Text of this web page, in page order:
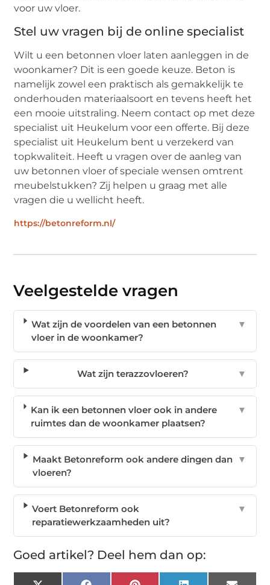
voor uw vloer.
Stel uw vragen bij de online specialist
Wilt u een betonnen vloer laten aanleggen in de
woonkamer? Dit is een goede keuze. Beton is
namelijk zowel een praktisch als gemakkelijk te
onderhouden materiaalsoort en tevens heeft het
een mooie uitstraling. Neem contact op met deze
specialist uit Heukelum voor een offerte. Bij deze
specialist uit Heukelum bent u verzekerd van
topkwaliteit. Heeft u vragen over de aanleg van
uw betonnen vloer of speciale wensen omtrent
meubelstukken? Zij helpen u graag met alle
vragen die u wellicht heeft.
https://betonreform.nl/
Veelgestelde vragen
Wat zijn de voordelen van een betonnen
vloer in de woonkamer?
▼
Wat zijn terazzovloeren? ▼
Kan ik een betonnen vloer ook in andere
ruimtes dan de woonkamer plaatsen?
▼
Maakt Betonreform ook andere dingen dan
vloeren?
▼
Voert Betonreform ook
reparatiewerkzaamheden uit?
▼
Goed artikel? Deel hem dan op: